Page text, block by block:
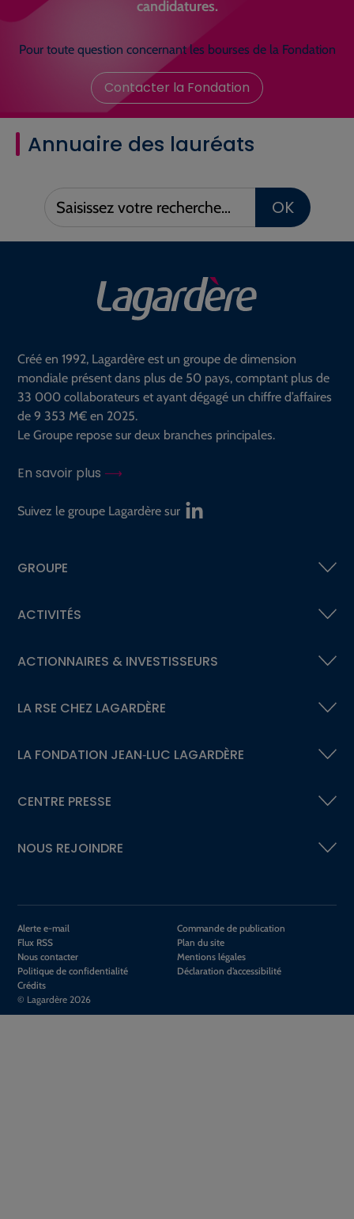
candidatures.
Pour toute question concernant les bourses de la Fondation
Contacter la Fondation
Annuaire des lauréats
Saisissez
votre
OK
Créé en 1992, Lagardère est un groupe de dimension
mondiale présent dans plus de 50 pays, comptant plus de
33 000 collaborateurs et ayant dégagé un chiffre d’affaires
de 9 353 M€ en 2025.
Le Groupe repose sur deux branches principales.
En savoir plus
Suivez le groupe Lagardère sur
GROUPE
ACTIVITÉS
ACTIONNAIRES & INVESTISSEURS
LA RSE CHEZ LAGARDÈRE
LA FONDATION JEAN‑LUC LAGARDÈRE
CENTRE PRESSE
NOUS REJOINDRE
Alerte e-mail
Commande de publication
Flux RSS
Plan du site
Nous contacter
Mentions légales
Politique de confidentialité
Déclaration d’accessibilité
Crédits
© Lagardère 2026